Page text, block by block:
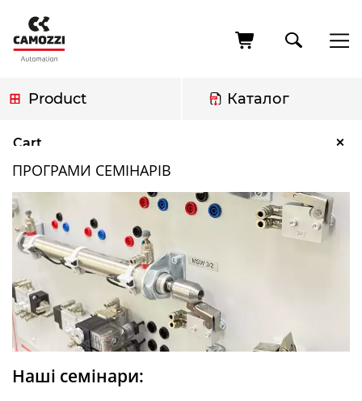
main
content
Product Каталог
Cart ×
ПРОГРАМИ СЕМІНАРІВ
Наші семінари: